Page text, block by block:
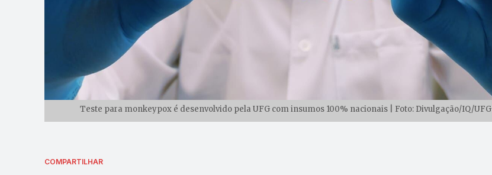
Teste para monkeypox é desenvolvido pela UFG com insumos 100% nacionais | Foto: Divulgação/IQ/UFG
COMPARTILHAR